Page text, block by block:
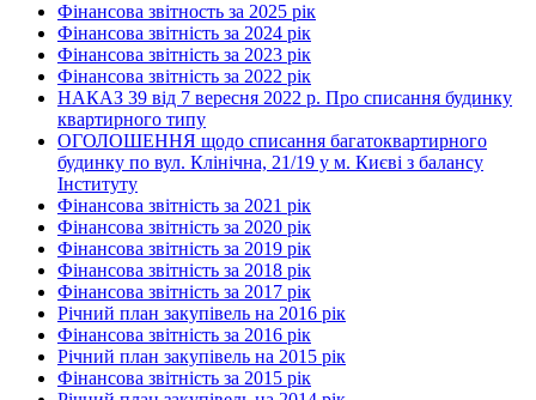
Фінансова звітность за 2025 рік
Фінансова звітність за 2024 рік
Фінансова звітність за 2023 рік
Фінансова звітність за 2022 рік
НАКАЗ 39 від 7 вересня 2022 р. Про списання будинку
квартирного типу
ОГОЛОШЕННЯ щодо списання багатоквартирного
будинку по вул. Клінічна, 21/19 у м. Києві з балансу
Інституту
Фінансова звітність за 2021 рік
Фінансова звітність за 2020 рік
Фінансова звітність за 2019 рік
Фінансова звітність за 2018 рік
Фінансова звітність за 2017 рік
Річний план закупівель на 2016 рік
Фінансова звітність за 2016 рік
Річний план закупівель на 2015 рік
Фінансова звітність за 2015 рік